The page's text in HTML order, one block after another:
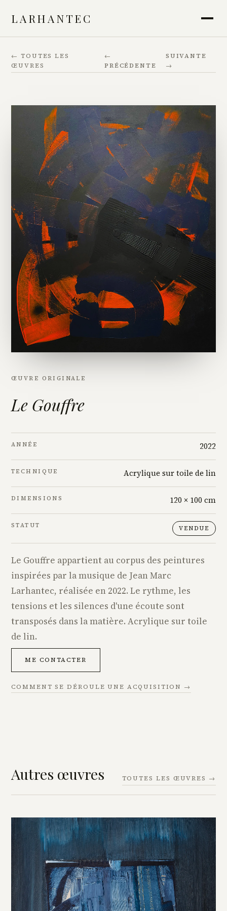
LARHANTEC
← TOUTES LES
ŒUVRES
←
PRÉCÉDENTE
SUIVANTE
→
ŒUVRE ORIGINALE
Le Gouffre
ANNÉE 2022
TECHNIQUE Acrylique sur toile de lin
DIMENSIONS 120 × 100 cm
STATUT VENDUE
Le Gouffre appartient au corpus des peintures
inspirées par la musique de Jean Marc
Larhantec, réalisée en 2022. Le rythme, les
tensions et les silences d'une écoute sont
transposés dans la matière. Acrylique sur toile
de lin.
ME CONTACTER
COMMENT SE DÉROULE UNE ACQUISITION →
Autres œuvres TOUTES LES ŒUVRES →